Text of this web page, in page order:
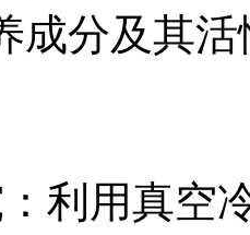
成分及其
利用真空